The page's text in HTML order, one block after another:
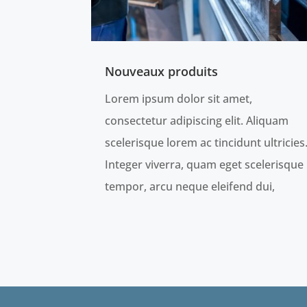
Nouveaux produits
Lorem ipsum dolor sit amet,
consectetur adipiscing elit. Aliquam
scelerisque lorem ac tincidunt
Integer viverra, quam eget scelerisque
tempor, arcu neque eleifend dui,